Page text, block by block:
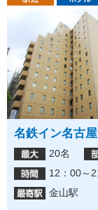
名鉄イン名古
20名
12：00～
金山駅